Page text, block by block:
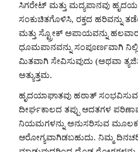
ಸಿಗರೇಟ್ ಮತ್ತು ಮದ್ಯಪಾನವು
ಸಂಕುಚಿತಗೊಳಿಸಿ, ರಕ್ತದ ಹರಿವನ್ನು
ಮತ್ತು ಸ್ಟ್ರೋಕ್ ಅಪಾಯವನ್ನು
ಧೂಮಪಾನವನ್ನು ಸಂಪೂರ್ಣವಾಗಿ
ಮಿತವಾಗಿ ಸೇವಿಸುವುದು (ಅಥವಾ
ಅತ್ಯುತ್ತಮ.
ಹೃದಯಾಘಾತವು ಹಠಾತ್
ದೀರ್ಘಕಾಲದ ತಪ್ಪು ಆದತಗಳ
ನಿಯಮಗಳನ್ನು ಅನುಸರಿಸುವ ಮೂಲಕ
ಆರೋಗ್ಯವಾಗಿಡಬಹುದು. ನಿಮ್ಮ